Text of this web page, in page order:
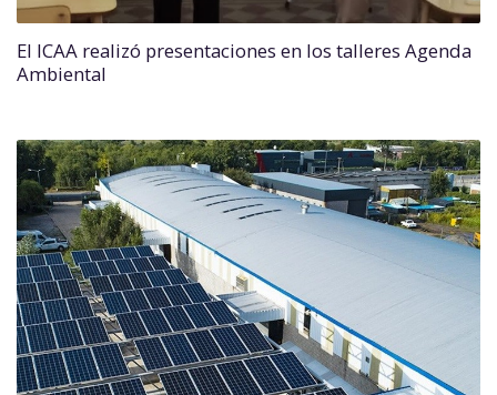
El ICAA realizó presentaciones en los talleres Agenda
Ambiental